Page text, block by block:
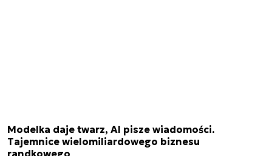
Modelka daje twarz, AI pisze wiadomości.
Tajemnice wielomiliardowego biznesu
randkowego